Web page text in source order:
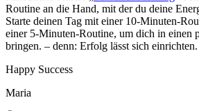
Routine an die Hand, mit der du deine
Starte deinen Tag mit einer 10-Minuten-
einer 5-Minuten-Routine, um dich in einen
bringen. – denn: Erfolg lässt sich einrichten.
Happy Success
Maria